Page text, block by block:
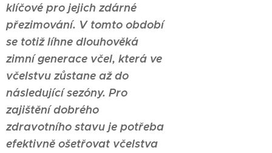
klíčové pro jejich zdárné
přezimování. V tomto období
se totiž líhne dlouhověká
zimní generace včel, která ve
včelstvu zůstane až do
následující sezóny. Pro
zajištění dobrého
zdravotního stavu je potřeba
efektivně ošetřovat včelstva